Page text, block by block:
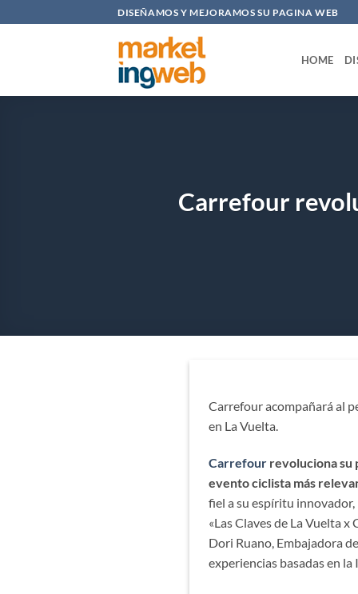
al
DISEÑAMOS Y MEJORAMOS SU PAGINA WEB
HOME
Carrefour
Carrefour acompañará al
en La Vuelta.
Carrefour revoluciona su
evento ciclista más
fiel a su espíritu
«Las Claves de La Vuelta
Dori Ruano, Embajadora
experiencias basadas en la